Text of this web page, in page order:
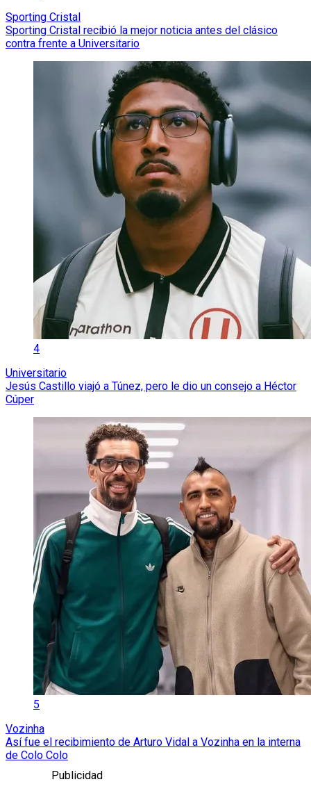
Sporting Cristal
Sporting Cristal recibió la mejor noticia antes del clásico
contra frente a Universitario
4
Universitario
Jesús Castillo viajó a Túnez, pero le dio un consejo a Héctor
Cúper
5
Vozinha
Así fue el recibimiento de Arturo Vidal a Vozinha en la interna
de Colo Colo
Publicidad